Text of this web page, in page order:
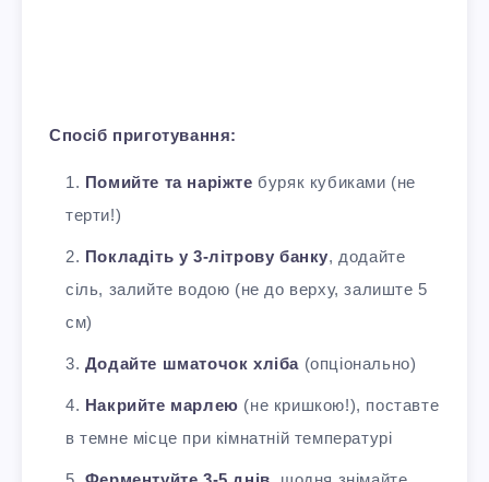
Спосіб приготування:
Помийте та наріжте буряк кубиками (не
терти!)
Покладіть у 3-літрову банку, додайте
сіль, залийте водою (не до верху, залиште 5
см)
Додайте шматочок хліба (опціонально)
Накрийте марлею (не кришкою!), поставте
в темне місце при кімнатній температурі